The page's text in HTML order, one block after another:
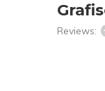
Reviews: